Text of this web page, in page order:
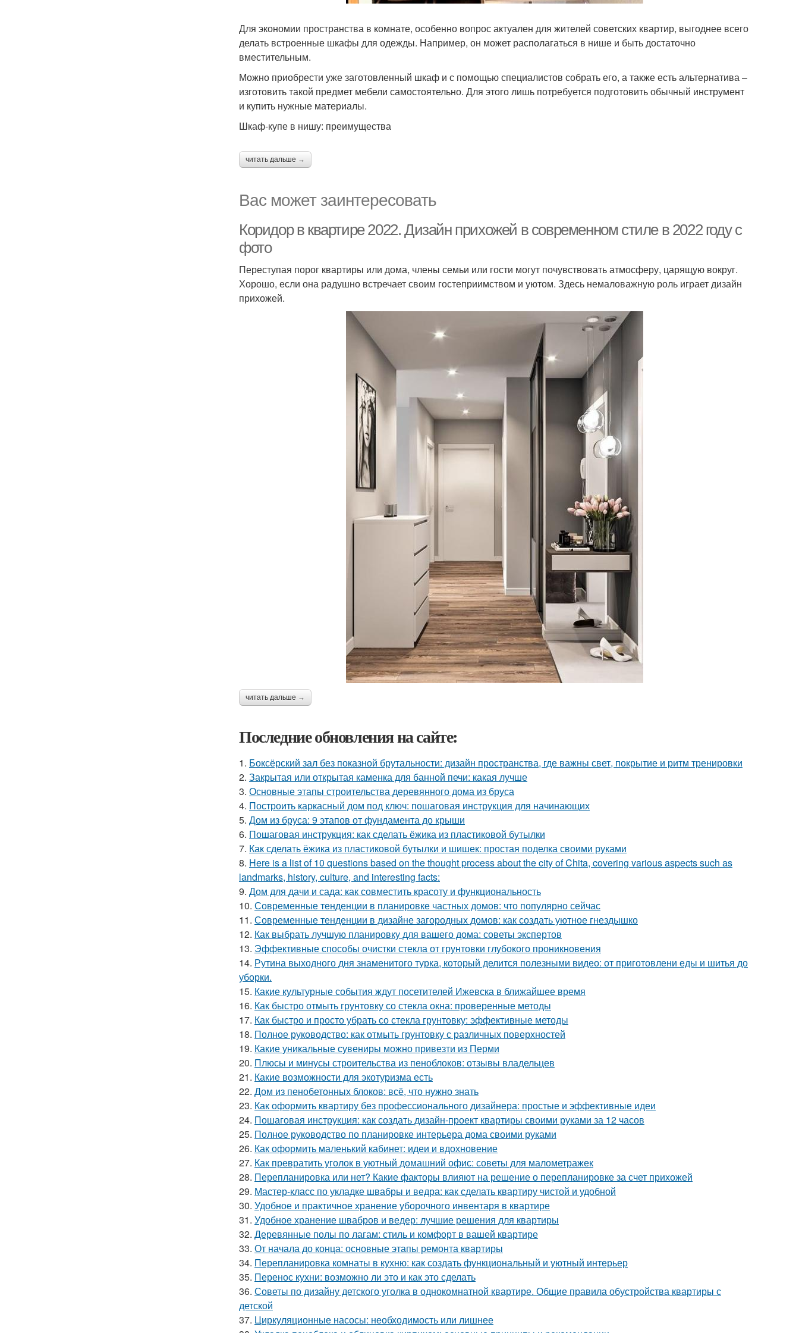
Для экономии пространства в комнате, особенно вопрос актуален для жителей советских квартир, выгоднее всего
делать встроенные шкафы для одежды. Например, он может располагаться в нише и быть достаточно
вместительным.
Можно приобрести уже заготовленный шкаф и с помощью специалистов собрать его, а также есть альтернатива –
изготовить такой предмет мебели самостоятельно. Для этого лишь потребуется подготовить обычный инструмент
и купить нужные материалы.
Шкаф-купе в нишу: преимущества
читать дальше →
Вас может заинтересовать
Коридор в квартире 2022. Дизайн прихожей в современном стиле в 2022 году с
фото
Переступая порог квартиры или дома, члены семьи или гости могут почувствовать атмосферу, царящую вокруг.
Хорошо, если она радушно встречает своим гостеприимством и уютом. Здесь немаловажную роль играет дизайн
прихожей.
читать дальше →
Последние обновления на сайте:
1. Боксёрский зал без показной брутальности: дизайн пространства, где важны свет, покрытие и ритм тренировки
2. Закрытая или открытая каменка для банной печи: какая лучше
3. Основные этапы строительства деревянного дома из бруса
4. Построить каркасный дом под ключ: пошаговая инструкция для начинающих
5. Дом из бруса: 9 этапов от фундамента до крыши
6. Пошаговая инструкция: как сделать ёжика из пластиковой бутылки
7. Как сделать ёжика из пластиковой бутылки и шишек: простая поделка своими руками
8. Here is a list of 10 questions based on the thought process about the city of Chita, covering various aspects such as
landmarks, history, culture, and interesting facts:
9. Дом для дачи и сада: как совместить красоту и функциональность
10. Современные тенденции в планировке частных домов: что популярно сейчас
11. Современные тенденции в дизайне загородных домов: как создать уютное гнездышко
12. Как выбрать лучшую планировку для вашего дома: советы экспертов
13. Эффективные способы очистки стекла от грунтовки глубокого проникновения
14. Рутина выходного дня знаменитого турка, который делится полезными видео: от приготовлени еды и шитья до
уборки.
15. Какие культурные события ждут посетителей Ижевска в ближайшее время
16. Как быстро отмыть грунтовку со стекла окна: проверенные методы
17. Как быстро и просто убрать со стекла грунтовку: эффективные методы
18. Полное руководство: как отмыть грунтовку с различных поверхностей
19. Какие уникальные сувениры можно привезти из Перми
20. Плюсы и минусы строительства из пеноблоков: отзывы владельцев
21. Какие возможности для экотуризма есть
22. Дом из пенобетонных блоков: всё, что нужно знать
23. Как оформить квартиру без профессионального дизайнера: простые и эффективные идеи
24. Пошаговая инструкция: как создать дизайн-проект квартиры своими руками за 12 часов
25. Полное руководство по планировке интерьера дома своими руками
26. Как оформить маленький кабинет: идеи и вдохновение
27. Как превратить уголок в уютный домашний офис: советы для малометражек
28. Перепланировка или нет? Какие факторы влияют на решение о перепланировке за счет прихожей
29. Мастер-класс по укладке швабры и ведра: как сделать квартиру чистой и удобной
30. Удобное и практичное хранение уборочного инвентаря в квартире
31. Удобное хранение швабров и ведер: лучшие решения для квартиры
32. Деревянные полы по лагам: стиль и комфорт в вашей квартире
33. От начала до конца: основные этапы ремонта квартиры
34. Перепланировка комнаты в кухню: как создать функциональный и уютный интерьер
35. Перенос кухни: возможно ли это и как это сделать
36. Советы по дизайну детского уголка в однокомнатной квартире. Общие правила обустройства квартиры с
детской
37. Циркуляционные насосы: необходимость или лишнее